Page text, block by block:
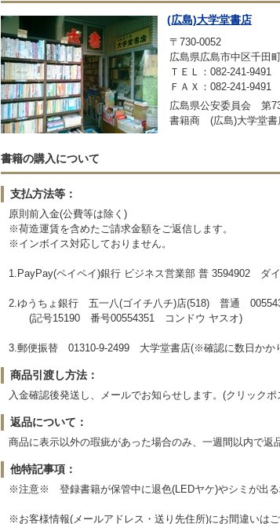
(広島)大学堂書店
〒730-0052
広島県広島市中区千
ＴＥＬ：082-241-9491
ＦＡＸ：082-241-9491
広島県公安委員会 第
書籍商 (広島)大学堂書
書籍の購入について
支払方法等：
原則前入金(公費等は除く)
※荷造運賃を含めたご請求金額をご返信します。
※インボイス対応しておりません。
1.PayPay(ペイペイ)銀行 ビジネス営業部 普 3594902 ダ
2.ゆうちょ銀行 五一八(ゴイチ八チ)店(518) 普通
(記号15190 番号00554351 コンドウ ヤスオ)
3.郵便振替 01310-9-2499 大学堂書店(※確認に数日かか
商品引渡し方法：
入金確認後発送し、メールでお知らせします。(クリック
返品について：
商品に表示以外の瑕疵があった場合のみ、一週間以内で返
他特記事項：
※注意※ 登録書籍が保管中に退色(LEDヤケ)やシミが出る
※お客様情報(メールアドレス・送り先住所)にお間違いは